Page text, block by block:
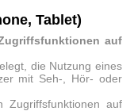
Tablet)
auf
die Nutzung eines
mit Seh-, Hör- oder
Zugriffsfunktionen auf